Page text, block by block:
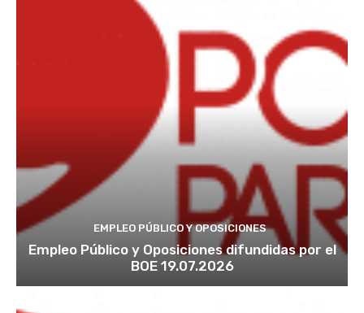
EMPLEO PÚBLICO Y OPOSICIONES
Empleo Público y Oposiciones difundidas por el
BOE 19.07.2026